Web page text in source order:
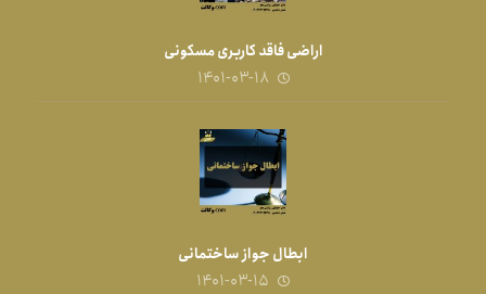
اراضی فاقد کاربری مسکونی
۱۴۰۱-۰۳-۱۸
ابطال جواز ساختمانی
۱۴۰۱-۰۳-۱۵